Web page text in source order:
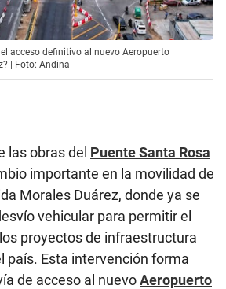
acceso definitivo al nuevo Aeropuerto
| Foto: Andina
las obras del Puente Santa Rosa
importante en la movilidad de
Morales Duárez, donde ya se
vehicular para permitir el
proyectos de infraestructura
país. Esta intervención forma
de acceso al nuevoAeropuerto